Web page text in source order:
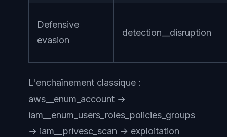
Defensive
evasion
detection__disruption
L'enchaînement classique :
aws__enum_account →
iam__enum_users_roles_policies_groups
→ iam__privesc_scan → exploitation